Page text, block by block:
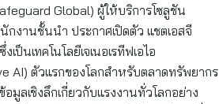
Global) ผู้ให้บริการโซลูชัน
งานชั้นนำ ประกาศเปิดตัว แชตเอสจี
เป็นเทคโนโลยีเจเนอเรทีฟเอไอ
AI) ตัวแรกของโลกสำหรับตลาดทรัพยากร
มูลเชิงลึกเกี่ยวกับแรงงานทั่วโลกอย่าง